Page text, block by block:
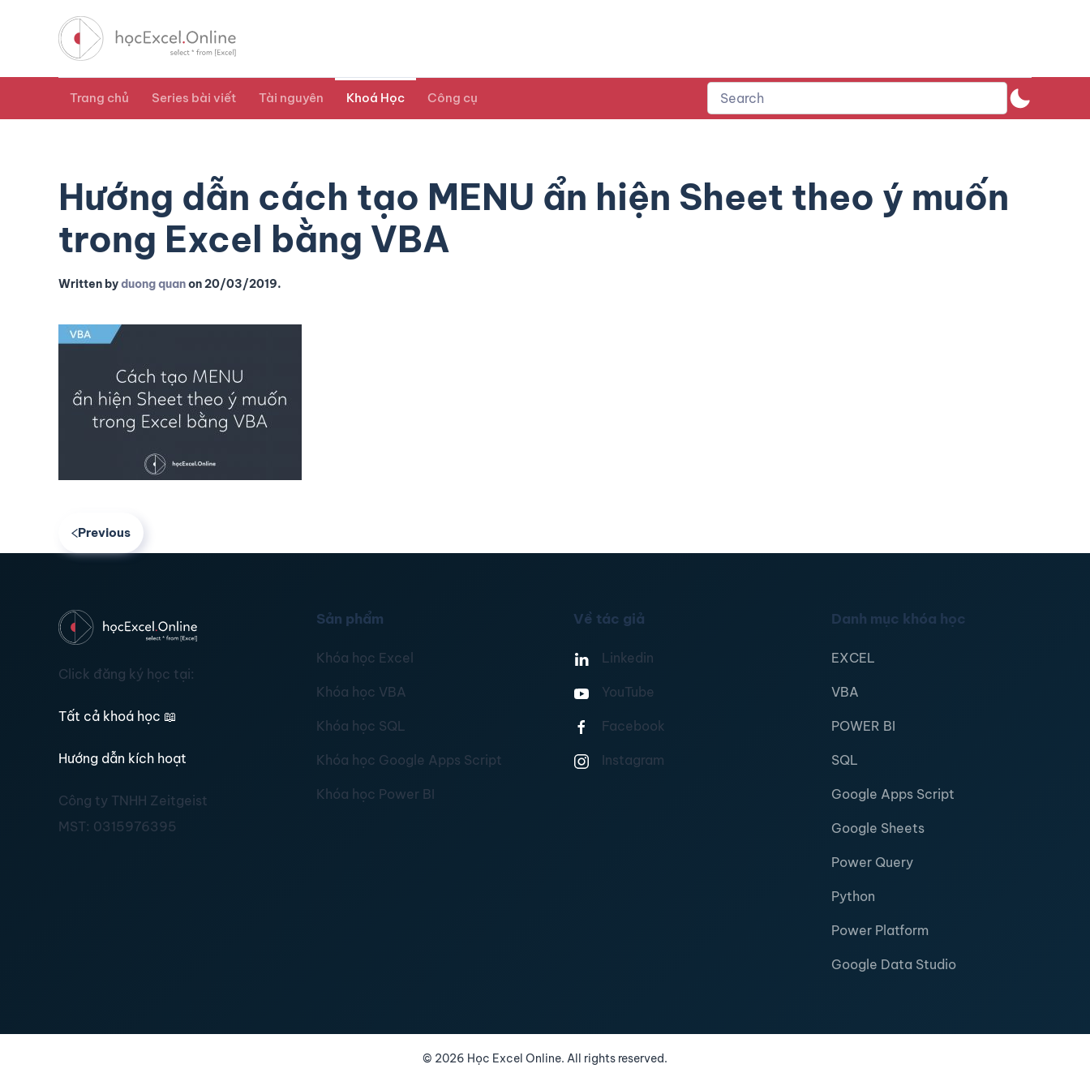
Trang chủ Series bài viết Tài nguyên Khoá Học Công cụ
Hướng dẫn cách tạo MENU ẩn hiện Sheet theo ý muốn
trong Excel bằng VBA
Written byduong quanon20/03/2019.
Previous
Click đăng ký học tại:
Tất cả khoá học 📖
Hướng dẫn kích hoạt
Công ty TNHH Zeitgeist
MST: 0315976395
Sản phẩm
Khóa học Excel
Khóa học VBA
Khóa học SQL
Khóa học Google Apps Script
Khóa học Power BI
Về tác giả
Linkedin
YouTube
Facebook
Instagram
Danh mục khóa học
EXCEL
VBA
POWER BI
SQL
Google Apps Script
Google Sheets
Power Query
Python
Power Platform
Google Data Studio
© 2026 Học Excel Online. All rights reserved.